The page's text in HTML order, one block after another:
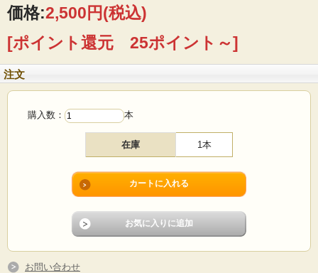
で頂けそうです。
■サイズ：すくう部分Φ7×10cm、長さ27cm
■コンディション：小キズや擦れはありますが、目立つダメージなくよいヴィンテ
価格:2,500円(税込)
[ポイント還元 25ポイント～]
注文
購入数： 本
在庫 1本
お問い合わせ